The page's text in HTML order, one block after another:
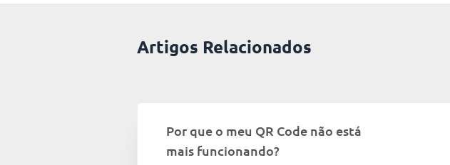
Artigos Relacionados
Por que o meu QR Code não está
mais funcionando?